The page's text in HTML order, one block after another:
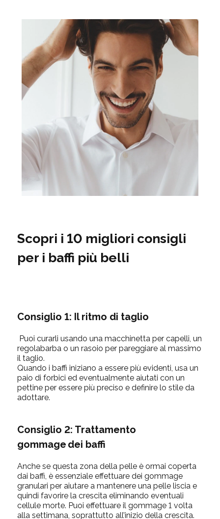
Scopri i 10 migliori consigli
per i baffi più belli
Consiglio 1: Il ritmo di taglio
Puoi curarli usando una macchinetta per capelli, un
regolabarba o un rasoio per pareggiare al massimo
il taglio.
Quando i baffi iniziano a essere più evidenti, usa un
paio di forbici ed eventualmente aiutati con un
pettine per essere più preciso e definire lo stile da
adottare.
Consiglio 2: Trattamento
gommage dei baffi
Anche se questa zona della pelle è ormai coperta
dai baffi, è essenziale effettuare dei gommage
granulari per aiutare a mantenere una pelle liscia e
quindi favorire la crescita eliminando eventuali
cellule morte. Puoi effettuare il gommage 1 volta
alla settimana, soprattutto all’inizio della crescita.